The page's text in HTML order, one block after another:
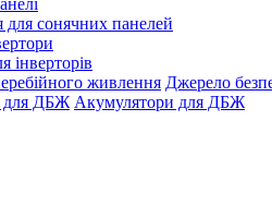
для сонячних панелей
інверторів
Джерело
Акумулятори для ДБЖ